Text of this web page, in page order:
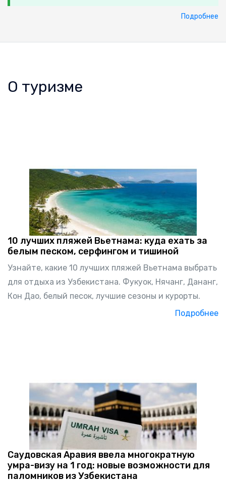
Подробнее
О туризме
10 лучших пляжей Вьетнама: куда ехать за
белым песком, серфингом и тишиной
Узнайте, какие 10 лучших пляжей Вьетнама выбрать
для отдыха из Узбекистана. Фукуок, Нячанг, Дананг,
Кон Дао, белый песок, лучшие сезоны и курорты.
Подробнее
Саудовская Аравия ввела многократную
умра-визу на 1 год: новые возможности для
паломников из Узбекистана